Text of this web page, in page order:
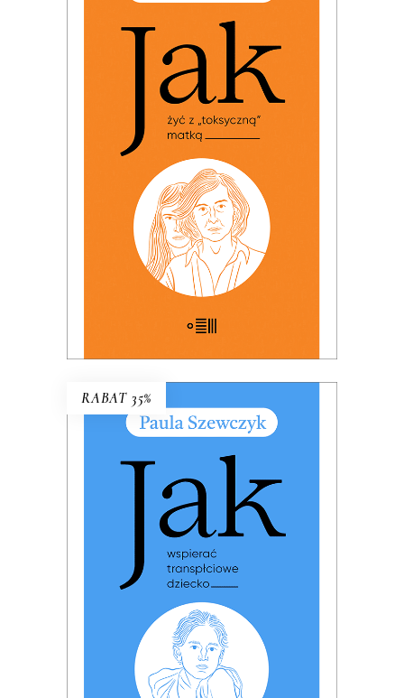
JAK ŻYĆ Z „TOKSYCZNĄ”
MATKĄ (ebook)
PREMIERA: 24 listopada 2025
49.99zł 25.00
KSIĄŻKA DO KOSZYKA
RABAT 35%
JAK WSPIERAĆ
TRANSPŁCIOWE DZIECKO
PREMIERA: 17 listopada 2025
49.99zł 32.49
KSIĄŻKA DO KOSZYKA